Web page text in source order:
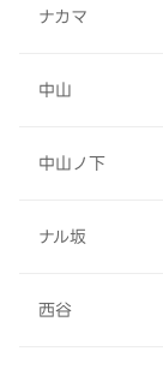
ナカマ
中山
中山ノ下
ナル坂
西谷